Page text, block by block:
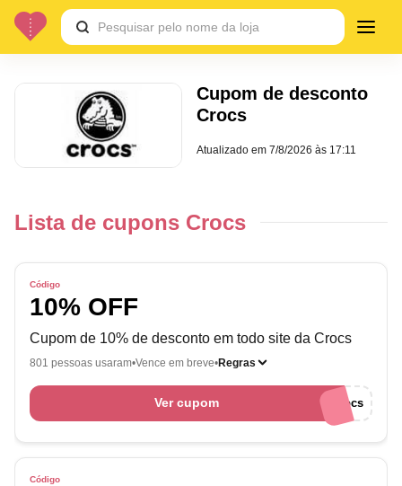
Cupom de desconto
Crocs
Atualizado em7/8/2026 às 17:11
Lista de cupons Crocs
Código
10% OFF
Cupom de 10% de desconto em todo site da Crocs
801 pessoas usaram Vence em breve Regras
Ver cupom welcomecrocs
Código